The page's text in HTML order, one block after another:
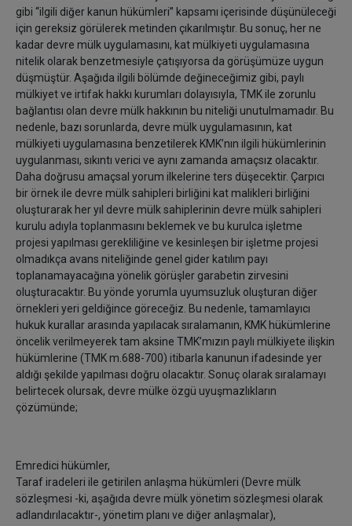
gibi ‘‘ilgili diğer kanun hükümleri’’ kapsamı içerisinde düşünüleceği
için gereksiz görülerek metinden çıkarılmıştır. Bu sonuç, her ne
kadar devre mülk uygulamasını, kat mülkiyeti uygulamasına
nitelik olarak benzetmesiyle çatışıyorsa da görüşümüze uygun
düşmüştür. Aşağıda ilgili bölümde değineceğimiz gibi, paylı
mülkiyet ve irtifak hakkı kurumları dolayısıyla, TMK ile zorunlu
bağlantısı olan devre mülk hakkının bu niteliği unutulmamadır. Bu
nedenle, bazı sorunlarda, devre mülk uygulamasının, kat
mülkiyeti uygulamasına benzetilerek KMK’nın ilgili hükümlerinin
uygulanması, sıkıntı verici ve aynı zamanda amaçsız olacaktır.
Daha doğrusu amaçsal yorum ilkelerine ters düşecektir. Çarpıcı
bir örnek ile devre mülk sahipleri birliğini kat malikleri birliğini
oluşturarak her yıl devre mülk sahiplerinin devre mülk sahipleri
kurulu adıyla toplanmasını beklemek ve bu kurulca işletme
projesi yapılması gerekliliğine ve kesinleşen bir işletme projesi
olmadıkça avans niteliğinde genel gider katılım payı
toplanamayacağına yönelik görüşler garabetin zirvesini
oluşturacaktır. Bu yönde yorumla uyumsuzluk oluşturan diğer
örnekleri yeri geldiğince göreceğiz. Bu nedenle, tamamlayıcı
hukuk kurallar arasında yapılacak sıralamanın, KMK hükümlerine
öncelik verilmeyerek tam aksine TMK’mızın paylı mülkiyete ilişkin
hükümlerine (TMK m.688-700) itibarla kanunun ifadesinde yer
aldığı şekilde yapılması doğru olacaktır. Sonuç olarak sıralamayı
belirtecek olursak, devre mülke özgü uyuşmazlıkların
çözümünde;
Emredici hükümler,
Taraf iradeleri ile getirilen anlaşma hükümleri (Devre mülk
sözleşmesi -ki, aşağıda devre mülk yönetim sözleşmesi olarak
adlandırılacaktır-, yönetim planı ve diğer anlaşmalar),